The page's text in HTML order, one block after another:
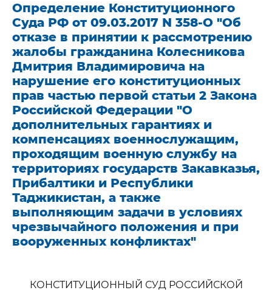
Определение Конституционного
Суда РФ от 09.03.2017 N 358-О "Об
отказе в принятии к рассмотрению
жалобы гражданина Колесникова
Дмитрия Владимировича на
нарушение его конституционных
прав частью первой статьи 2 Закона
Российской Федерации "О
дополнительных гарантиях и
компенсациях военнослужащим,
проходящим военную службу на
территориях государств Закавказья,
Прибалтики и Республики
Таджикистан, а также
выполняющим задачи в условиях
чрезвычайного положения и при
вооруженных конфликтах"
КОНСТИТУЦИОННЫЙ СУД РОССИЙСКОЙ